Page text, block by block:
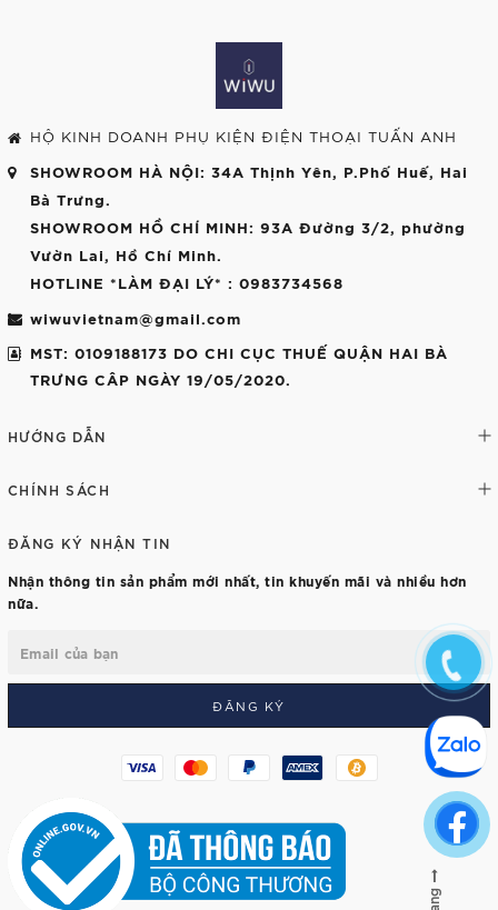
HỘ KINH DOANH PHỤ KIỆN ĐIỆN THOẠI TUẤN ANH
SHOWROOM HÀ NỘI: 34A Thịnh Yên, P.Phố Huế, Hai
Bà Trưng.
SHOWROOM HỒ CHÍ MINH: 93A Đường 3/2, phường
Vườn Lai, Hồ Chí Minh.
HOTLINE *LÀM ĐẠI LÝ* : 0983734568
wiwuvietnam@gmail.com
MST: 0109188173 DO CHI CỤC THUẾ QUẬN HAI BÀ
TRƯNG CÂP NGÀY 19/05/2020.
HƯỚNG DẪN
CHÍNH SÁCH
ĐĂNG KÝ NHẬN TIN
Nhận thông tin sản phẩm mới nhất, tin khuyến mãi và nhiều hơn
nữa.
ĐĂNG KÝ